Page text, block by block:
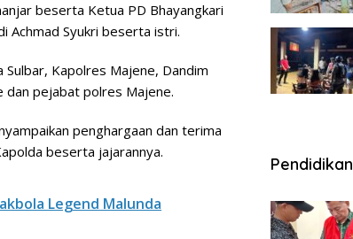
beserta Ketua PD Bhayangkari
Achmad Syukri beserta istri.
Kapolres Majene, Dandim
dan pejabat polres Majene.
penghargaan dan terima
beserta jajarannya.
Legend Malunda
Pendidikan